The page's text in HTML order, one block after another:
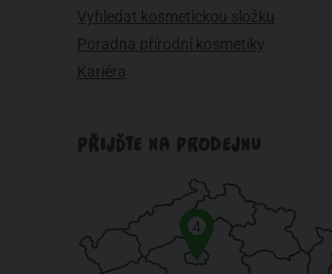
Vyhledat kosmetickou složku
Poradna přírodní kosmetiky
Kariéra
PŘIJĎTE NA PRODEJNU
4